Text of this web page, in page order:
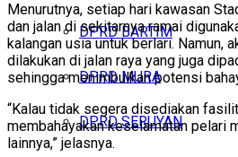
DPRD BARTIM
DPRD MURA
DPRD SERUYAN
Menurutnya, setiap hari kawasan
dan jalan di sekitarnya ramai
kalangan usia untuk berlari. Namun,
dilakukan di jalan raya yang juga
sehingga menimbulkan potensi
“Kalau tidak segera disediakan
membahayakan keselamatan pelari
lainnya,” jelasnya.